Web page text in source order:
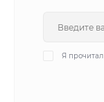
Я прочитал